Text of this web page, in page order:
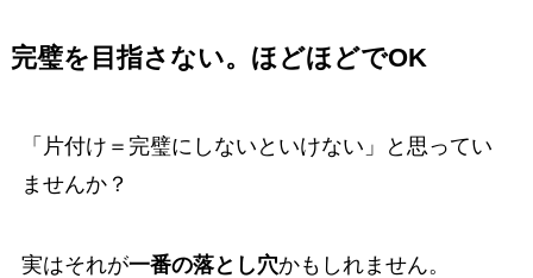
完璧を目指さない。ほどほどでOK
「片付け＝完璧にしないといけない」と思ってい
ませんか？
実はそれが一番の落とし穴かもしれません。